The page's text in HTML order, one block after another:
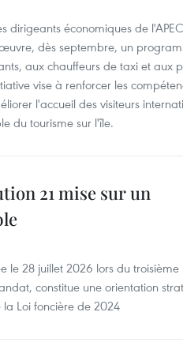
dirigeants économiques de
dès septembre, un
aux chauffeurs de taxi et aux
vise à renforcer les
l'accueil des visiteurs
du tourisme sur l'île.
21 mise sur un
le 28 juillet 2026 lors du troisième
constitue une orientation
Loi foncière de 2024